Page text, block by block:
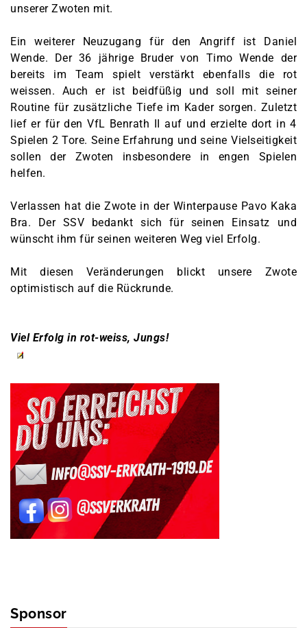
unserer Zwoten mit.
Ein weiterer Neuzugang für den Angriff ist Daniel
Wende. Der 36 jährige Bruder von Timo Wende der
bereits im Team spielt verstärkt ebenfalls die rot
weissen. Auch er ist beidfüßig und soll mit seiner
Routine für zusätzliche Tiefe im Kader sorgen. Zuletzt
lief er für den VfL Benrath II auf und erzielte dort in 4
Spielen 2 Tore. Seine Erfahrung und seine Vielseitigkeit
sollen der Zwoten insbesondere in engen Spielen
helfen.
Verlassen hat die Zwote in der Winterpause Pavo Kaka
Bra. Der SSV bedankt sich für seinen Einsatz und
wünscht ihm für seinen weiteren Weg viel Erfolg.
Mit diesen Veränderungen blickt unsere Zwote
optimistisch auf die Rückrunde.
Viel Erfolg in rot-weiss, Jungs!
Sponsor